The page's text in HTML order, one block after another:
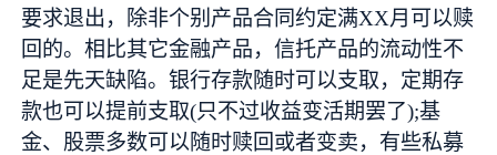
要求退出，除非个别产品合同约定满XX月可以赎
回的。相比其它金融产品，信托产品的流动性不
足是先天缺陷。银行存款随时可以支取，定期存
款也可以提前支取(只不过收益变活期罢了);基
金、股票多数可以随时赎回或者变卖，有些私募